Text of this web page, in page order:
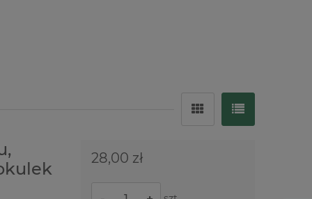
28,00 zł